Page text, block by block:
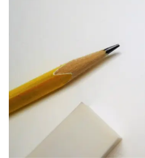
Webからのお問